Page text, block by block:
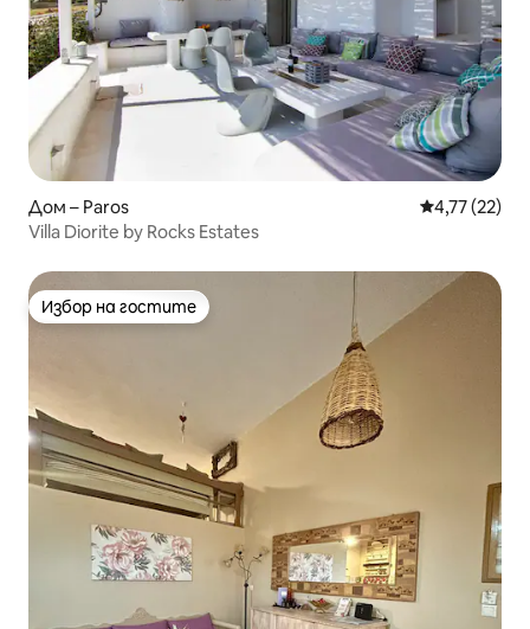
Дом – Paros Средна
4,77 (22)
Villa Diorite by Rocks Estates
Избор на гостите
Избор на гостите